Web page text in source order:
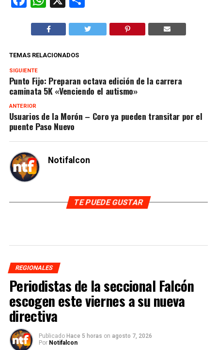
TEMAS RELACIONADOS
SIGUIENTE
Punto Fijo: Preparan octava edición de la carrera
caminata 5K «Venciendo el autismo»
ANTERIOR
Usuarios de la Morón – Coro ya pueden transitar por el
puente Paso Nuevo
Notifalcon
TE PUEDE GUSTAR
REGIONALES
Periodistas de la seccional Falcón
escogen este viernes a su nueva
directiva
Publicado Hace 5 horas on agosto 7, 2026
Por Notifalcon